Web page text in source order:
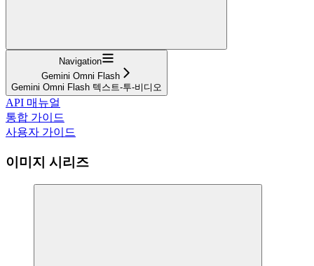
Navigation
Gemini Omni Flash
Gemini Omni Flash 텍스트-투-비디오
API 매뉴얼
통합 가이드
사용자 가이드
이미지 시리즈